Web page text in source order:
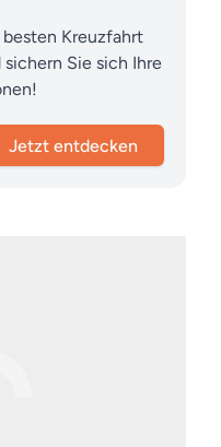
Kreuzfahrt
Sie sich Ihre
Jetzt entdecken